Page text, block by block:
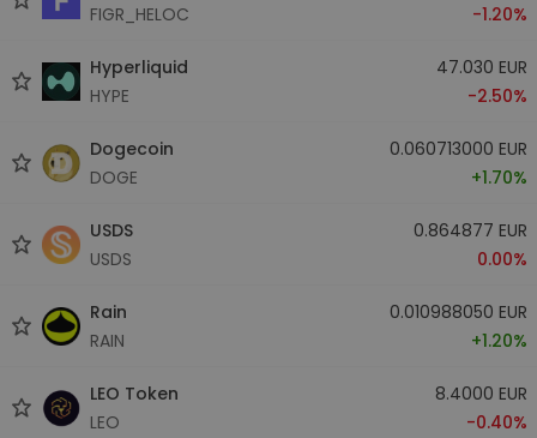
FIGR_HELOC
-1.20%
Hyperliquid
HYPE
47.030 EUR
-2.50%
Dogecoin
DOGE
0.060713000 EUR
+1.70%
USDS
USDS
0.864877 EUR
0.00%
Rain
RAIN
0.010988050 EUR
+1.20%
LEO Token
LEO
8.4000 EUR
-0.40%